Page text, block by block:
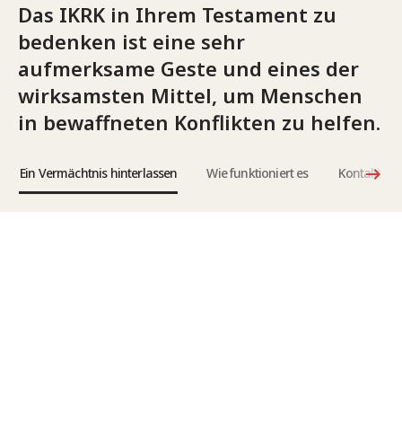
Das IKRK in Ihrem Testament zu
bedenken ist eine sehr
aufmerksame Geste und eines der
wirksamsten Mittel, um Menschen
in bewaffneten Konflikten zu helfen.
Ein Vermächtnis hinterlassen Wie funktioniert es Kontakt